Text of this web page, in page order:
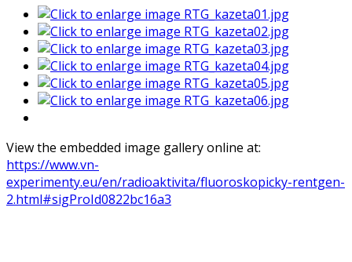
View the embedded image gallery online at:
https://www.vn-
experimenty.eu/en/radioaktivita/fluoroskopicky-rentgen-
2.html#sigProId0822bc16a3